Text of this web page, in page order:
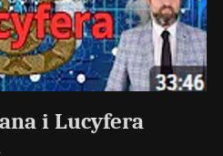
i Lucyfera